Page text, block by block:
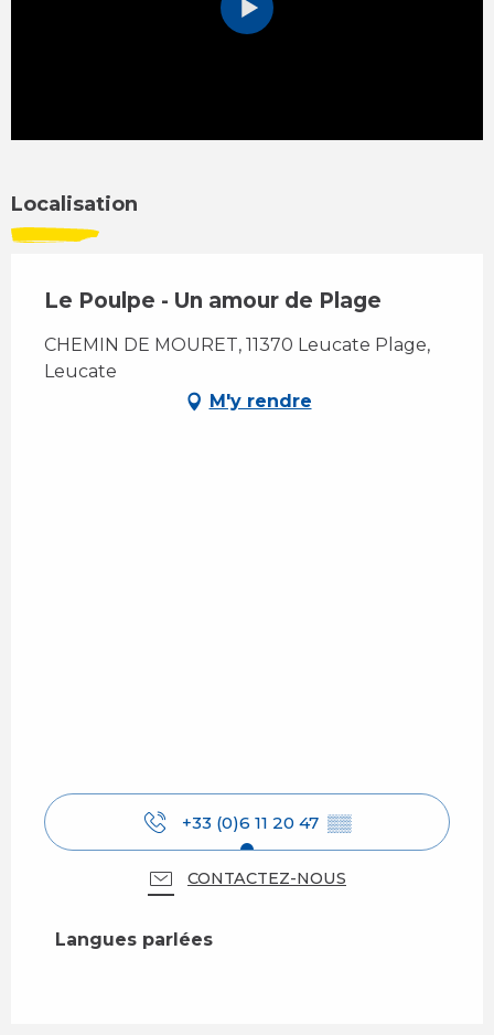
Localisation
Le Poulpe - Un amour de Plage
CHEMIN DE MOURET, 11370 Leucate Plage,
Leucate
M'y rendre
+33 (0)6 11 20 47 ▒▒
CONTACTEZ-NOUS
Langues parlées
Langues parlées